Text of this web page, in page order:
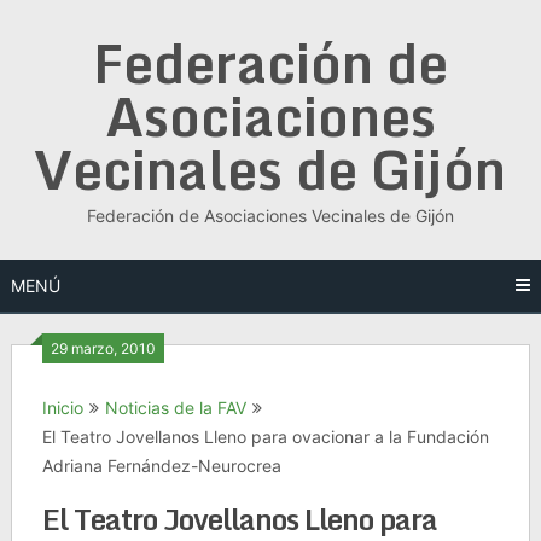
Federación de
Asociaciones
Vecinales de Gijón
Federación de Asociaciones Vecinales de Gijón
MENÚ
29 marzo, 2010
Inicio
Noticias de la FAV
El Teatro Jovellanos Lleno para ovacionar a la Fundación
Adriana Fernández-Neurocrea
El Teatro Jovellanos Lleno para